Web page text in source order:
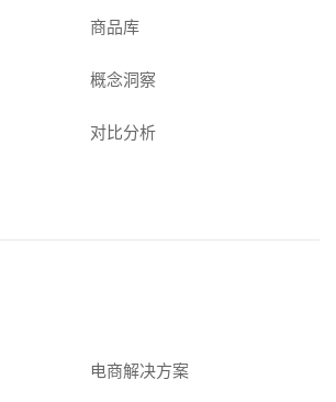
商品库
概念洞察
对比分析
电商解决方案